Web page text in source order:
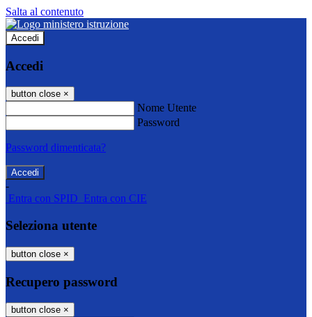
Salta al contenuto
Accedi
Accedi
button close ×
Nome Utente
Password
Password dimenticata?
-
Entra con SPID Entra con CIE
Seleziona utente
button close ×
Recupero password
button close ×